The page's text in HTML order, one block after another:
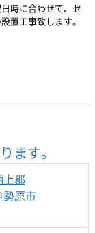
時に合わせて、セ
置工事致します。
ます。
上郡
勢原市